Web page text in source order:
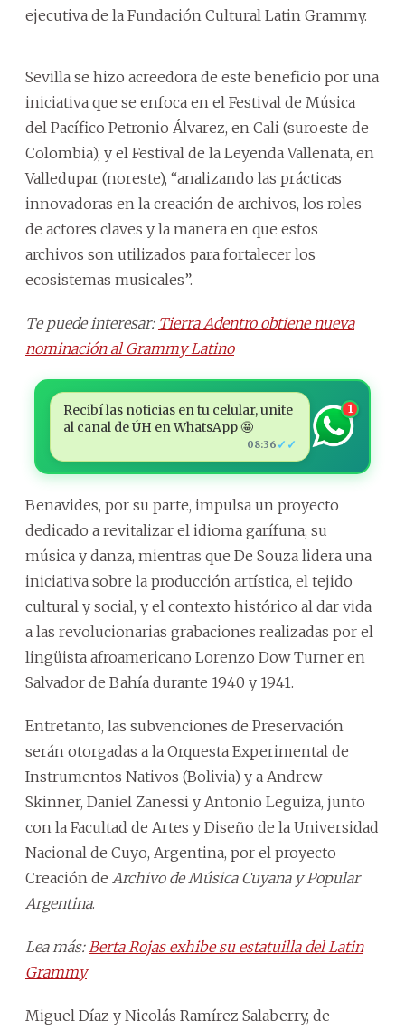
ejecutiva de la Fundación Cultural Latin Grammy.
Sevilla se hizo acreedora de este beneficio por una
iniciativa que se enfoca en el Festival de Música
del Pacífico Petronio Álvarez, en Cali (suroeste de
Colombia), y el Festival de la Leyenda Vallenata, en
Valledupar (noreste), “analizando las prácticas
innovadoras en la creación de archivos, los roles
de actores claves y la manera en que estos
archivos son utilizados para fortalecer los
ecosistemas musicales”.
Te puede interesar: Tierra Adentro obtiene nueva
nominación al Grammy Latino
Recibí las noticias en tu celular, unite
al canal de ÚH en WhatsApp 🤩
08:36 ✓✓
1
Benavides, por su parte, impulsa un proyecto
dedicado a revitalizar el idioma garífuna, su
música y danza, mientras que De Souza lidera una
iniciativa sobre la producción artística, el tejido
cultural y social, y el contexto histórico al dar vida
a las revolucionarias grabaciones realizadas por el
lingüista afroamericano Lorenzo Dow Turner en
Salvador de Bahía durante 1940 y 1941.
Entretanto, las subvenciones de Preservación
serán otorgadas a la Orquesta Experimental de
Instrumentos Nativos (Bolivia) y a Andrew
Skinner, Daniel Zanessi y Antonio Leguiza, junto
con la Facultad de Artes y Diseño de la Universidad
Nacional de Cuyo, Argentina, por el proyecto
Creación de Archivo de Música Cuyana y Popular
Argentina.
Lea más: Berta Rojas exhibe su estatuilla del Latin
Grammy
Miguel Díaz y Nicolás Ramírez Salaberry, de